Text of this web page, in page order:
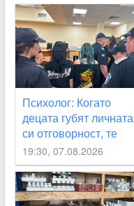
Психолог: Когато
децата губят личната
си отговорност, те
започват да действат
като глутница
19:30, 07.08.2026